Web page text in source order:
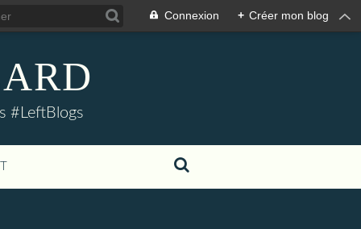
Connexion + Créer mon blog
#LeftBlogs